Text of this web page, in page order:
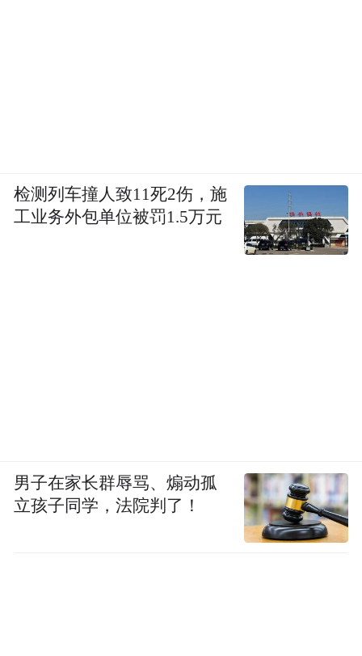
检测列车撞人致11死2伤，施
工业务外包单位被罚1.5万元
男子在家长群辱骂、煽动孤
立孩子同学，法院判了！